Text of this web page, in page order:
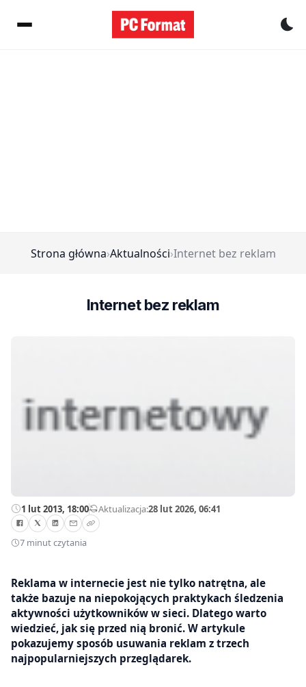
Strona główna›Aktualności›Internet bez reklam
Internet bez reklam
1 lut 2013, 18:00—Aktualizacja:28 lut 2026, 06:41
7 minut czytania
Reklama w internecie jest nie tylko natrętna, ale
także bazuje na niepokojących praktykach śledzenia
aktywności użytkowników w sieci. Dlatego warto
wiedzieć, jak się przed nią bronić. W artykule
pokazujemy sposób usuwania reklam z trzech
najpopularniejszych przeglądarek.